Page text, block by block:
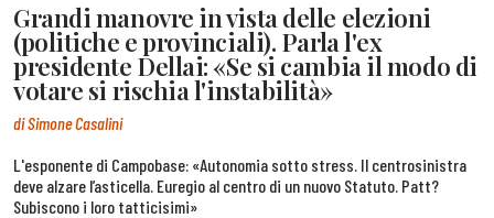
Grandi manovre in vista delle elezioni
(politiche e provinciali). Parla l'ex
presidente Dellai: «Se si cambia il modo di
votare si rischia l'instabilità»
di Simone Casalini
L'esponente di Campobase: «Autonomia sotto stress. Il centrosinistra
deve alzare l’asticella. Euregio al centro di un nuovo Statuto. Patt?
Subiscono i loro tatticisimi»